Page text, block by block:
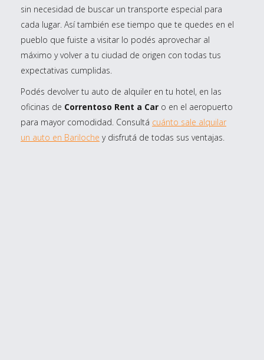
sin necesidad de buscar un transporte especial para
cada lugar. Así también ese tiempo que te quedes en el
pueblo que fuiste a visitar lo podés aprovechar al
máximo y volver a tu ciudad de origen con todas tus
expectativas cumplidas.
Podés devolver tu auto de alquiler en tu hotel, en las
oficinas de Correntoso Rent a Car o en el aeropuerto
para mayor comodidad. Consultá cuánto sale alquilar
un auto en Bariloche y disfrutá de todas sus ventajas.